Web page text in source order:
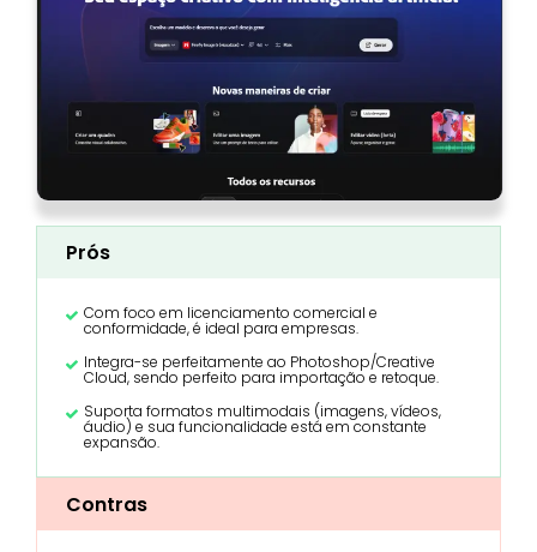
Prós
Com foco em licenciamento comercial e
conformidade, é ideal para empresas.
Integra-se perfeitamente ao Photoshop/Creative
Cloud, sendo perfeito para importação e retoque.
Suporta formatos multimodais (imagens, vídeos,
áudio) e sua funcionalidade está em constante
expansão.
Contras